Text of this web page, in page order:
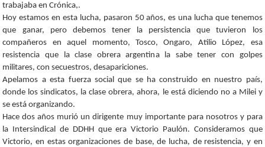
trabajaba en Crónica,.
Hoy estamos en esta lucha, pasaron 50 años, es una lucha que tenemos
que ganar, pero debemos tener la persistencia que tuvieron los
compañeros en aquel momento, Tosco, Ongaro, Atilio López, esa
resistencia que la clase obrera argentina la sabe tener con golpes
militares, con secuestros, desapariciones.
Apelamos a esta fuerza social que se ha construido en nuestro país,
donde los sindicatos, la clase obrera, ahora, le está diciendo no a Milei y
se está organizando.
Hace dos años murió un dirigente muy importante para nosotros y para
la Intersindical de DDHH que era Victorio Paulón. Consideramos que
Victorio, en estas organizaciones de base, de lucha, de resistencia, y en